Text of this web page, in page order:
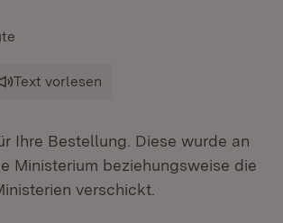
Text vorlesen
Ihre Bestellung. Diese wurde an
Ministerium beziehungsweise die
verschickt.